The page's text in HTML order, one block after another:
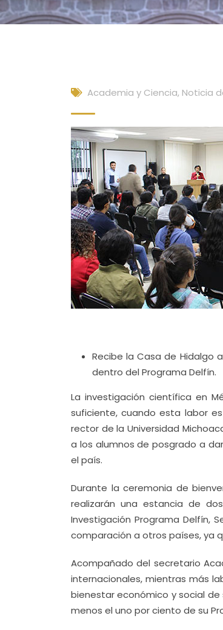
Academia y Ciencia, Noticia
Recibe la Casa de Hidalgo
dentro del Programa Delfín.
La investigación científica en
suficiente, cuando esta labor
rector de la Universidad
a los alumnos de posgrado a
el país.
Durante la ceremonia de
realizarán una estancia de
Investigación Programa Delfín,
comparación a otros países, ya
Acompañado del secretario
internacionales, mientras más
bienestar económico y social
menos el uno por ciento de su